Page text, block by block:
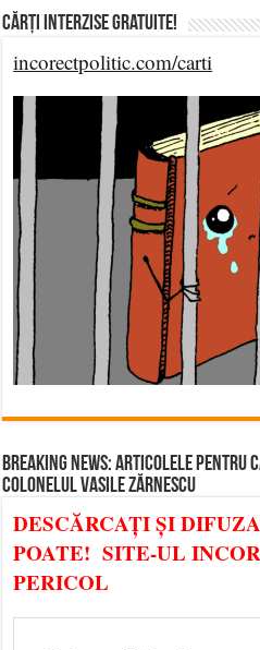
Cărți Interzise Gratuite!
incorectpolitic.com/carti
BREAKING NEWS: ARTICOLELE PENTRU
COLONELUL VASILE ZĂRNESCU
DESCĂRCAȚI ȘI
POATE! SITE-UL
PERICOL